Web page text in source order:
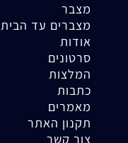
מצבר
מצברים עד הבית
אודות
סרטונים
המלצות
כתבות
מאמרים
תקנון האתר
צור קשר